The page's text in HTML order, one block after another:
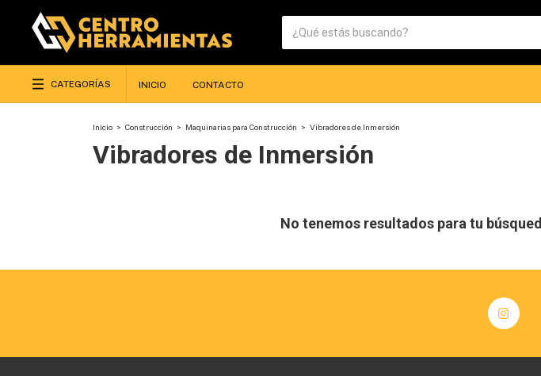
CATEGORÍAS INICIO CONTACTO
Inicio > Construcción > Maquinarias para Construcción > Vibradores de Inmersión
Vibradores de Inmersión
No tenemos resultados para tu